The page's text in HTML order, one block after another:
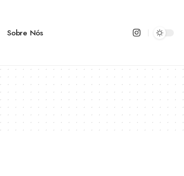
Sobre Nós